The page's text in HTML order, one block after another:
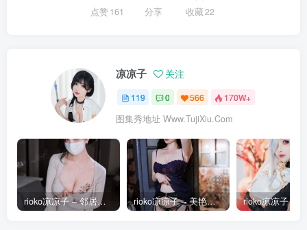
点赞161 分享 收藏22
凉凉子 关注
119 0 566 170W+
图集秀地址 Www.TujiXiu.Com
rioko凉凉子 – 邻居家的大姐姐 [58P] rioko凉凉子 – 美艳小妈 [39P]